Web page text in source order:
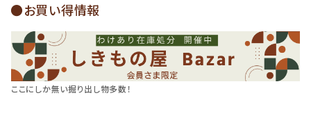
●お買い得情報
ここにしか無い掘り出し物多数！